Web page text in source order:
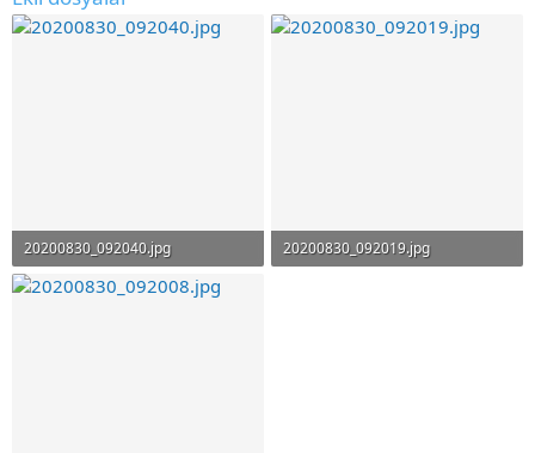
20200830_092040.jpg
102.8 KB · Görüntüleme: 184
20200830_092019.jpg